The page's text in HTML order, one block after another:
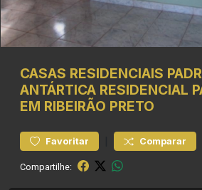
CASAS RESIDENCIAIS
ANTÁRTICA RESIDENCIAL
EM RIBEIRÃO PRETO
Favoritar Comparar
Compartilhe: